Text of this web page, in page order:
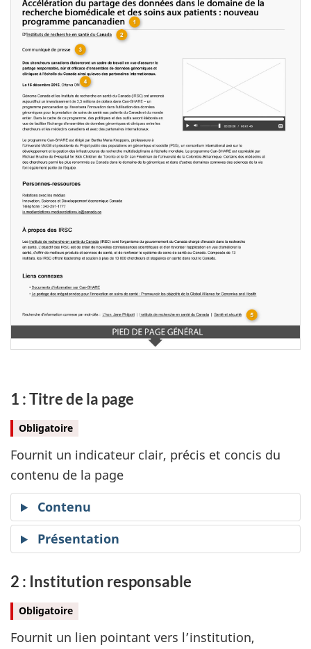
1 : Titre de la page
Obligatoire
Fournit un indicateur clair, précis et concis du
contenu de la page
Contenu
Présentation
2 : Institution responsable
Obligatoire
Fournit un lien pointant vers l’institution,